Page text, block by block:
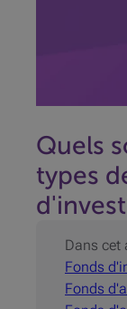
Quels
types
Dans cet
Fonds
Fonds